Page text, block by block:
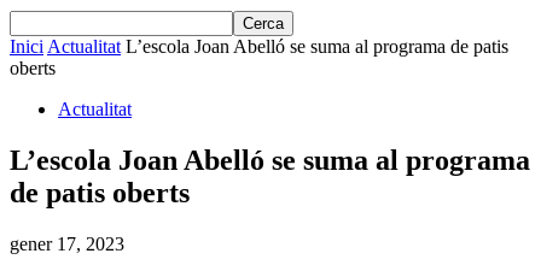
Inici Actualitat L’escola Joan Abelló se suma al programa de patis
oberts
Actualitat
L’escola Joan Abelló se suma al programa
de patis oberts
gener 17, 2023